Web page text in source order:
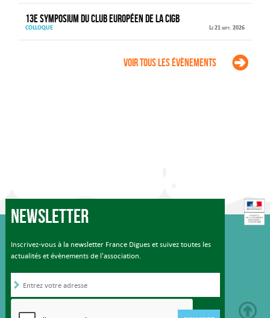
13e Symposium du Club européen de la CIGB
COLLOQUE Le 21 sept. 2026
Voir tous les évènements
Newsletter
Inscrivez-vous à la newsletter France Digues et suivez toutes les
actualités et évènements de l'association.